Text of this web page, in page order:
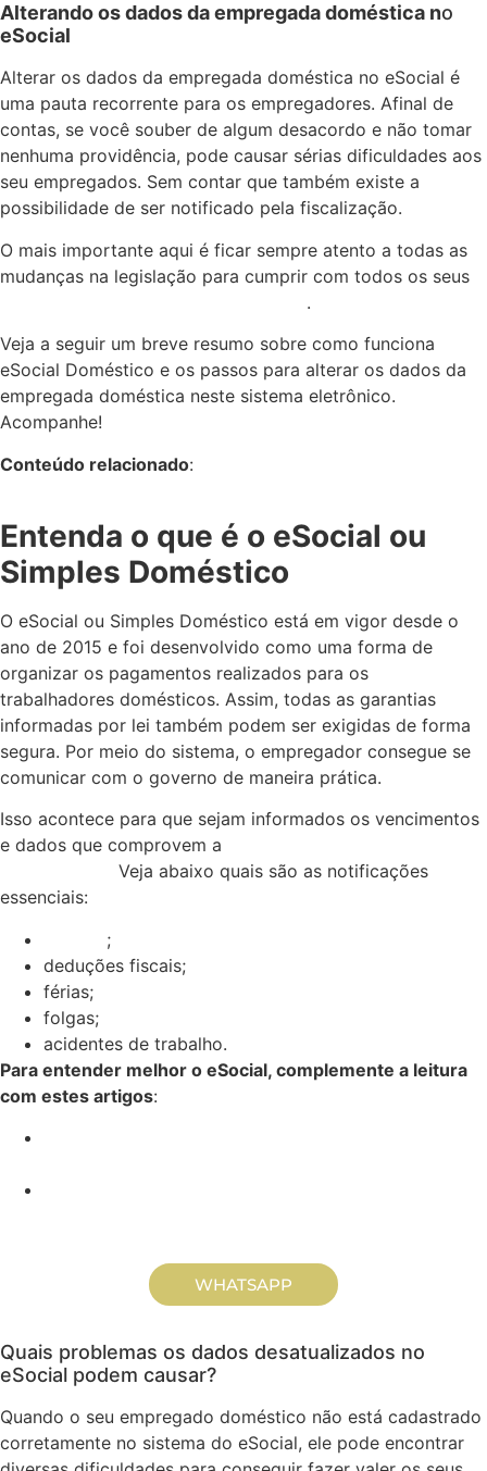
Alterando os dados da empregada doméstica no
eSocial
Alterar os dados da empregada doméstica no eSocial é
uma pauta recorrente para os empregadores. Afinal de
contas, se você souber de algum desacordo e não tomar
nenhuma providência, pode causar sérias dificuldades aos
seu empregados. Sem contar que também existe a
possibilidade de ser notificado pela fiscalização.
O mais importante aqui é ficar sempre atento a todas as
mudanças na legislação para cumprir com todos os seus
.
Veja a seguir um breve resumo sobre como funciona
eSocial Doméstico e os passos para alterar os dados da
empregada doméstica neste sistema eletrônico.
Acompanhe!
Conteúdo relacionado:
Entenda o que é o eSocial ou
Simples Doméstico
O eSocial ou Simples Doméstico está em vigor desde o
ano de 2015 e foi desenvolvido como uma forma de
organizar os pagamentos realizados para os
trabalhadores domésticos. Assim, todas as garantias
informadas por lei também podem ser exigidas de forma
segura. Por meio do sistema, o empregador consegue se
comunicar com o governo de maneira prática.
Isso acontece para que sejam informados os vencimentos
e dados que comprovem a
Veja abaixo quais são as notificações
essenciais:
;
deduções fiscais;
férias;
folgas;
acidentes de trabalho.
Para entender melhor o eSocial, complemente a leitura
com estes artigos:
WHATSAPP
Quais problemas os dados desatualizados no
eSocial podem causar?
Quando o seu empregado doméstico não está cadastrado
corretamente no sistema do eSocial, ele pode encontrar